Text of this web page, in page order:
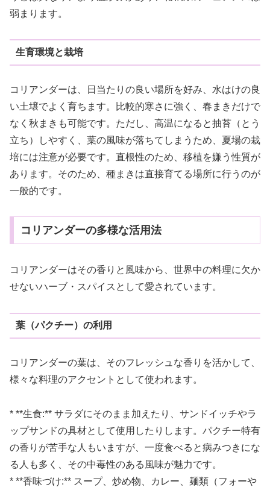
弱まります。
生育環境と栽培
コリアンダーは、日当たりの良い場所を好み、水はけの良
い土壌でよく育ちます。比較的寒さに強く、春まきだけで
なく秋まきも可能です。ただし、高温になると抽苔（とう
立ち）しやすく、葉の風味が落ちてしまうため、夏場の栽
培には注意が必要です。直根性のため、移植を嫌う性質が
あります。そのため、種まきは直接育てる場所に行うのが
一般的です。
コリアンダーの多様な活用法
コリアンダーはその香りと風味から、世界中の料理に欠か
せないハーブ・スパイスとして愛されています。
葉（パクチー）の利用
コリアンダーの葉は、そのフレッシュな香りを活かして、
様々な料理のアクセントとして使われます。
* **生食:** サラダにそのまま加えたり、サンドイッチやラ
ップサンドの具材として使用したりします。パクチー特有
の香りが苦手な人もいますが、一度食べると病みつきにな
る人も多く、その中毒性のある風味が魅力です。
* **香味づけ:** スープ、炒め物、カレー、麺類（フォーや